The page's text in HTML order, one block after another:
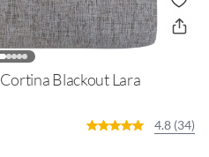
Cortina Blackout Lara
4.8 (34)